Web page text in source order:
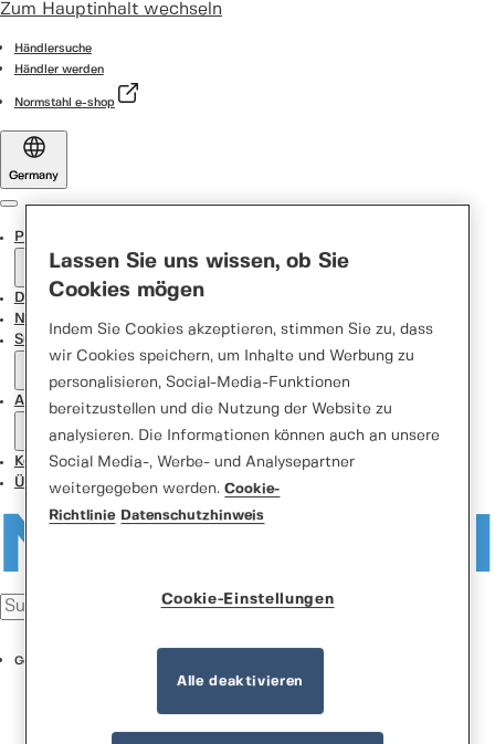
Zum Hauptinhalt wechseln
Händlersuche
Händler werden
Normstahl e-shop
Germany
Produkte
Door Designer
News
Support Center
Aktionen
Kontakt
Über uns
German
Lassen Sie uns wissen, ob Sie
Cookies mögen
Indem Sie Cookies akzeptieren, stimmen Sie zu, dass
wir Cookies speichern, um Inhalte und Werbung zu
personalisieren, Social-Media-Funktionen
bereitzustellen und die Nutzung der Website zu
analysieren. Die Informationen können auch an unsere
Social Media-, Werbe- und Analysepartner
weitergegeben werden.Cookie-
Richtlinie Datenschutzhinweis
Cookie-Einstellungen
Alle deaktivieren